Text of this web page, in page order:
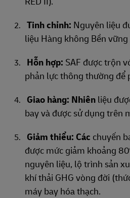
Tinh chỉnh: Nguyên liệu
liệu Hàng không Bền vững
Hỗn hợp: SAF được trộn
phản lực thông thường để
Giao hàng: Nhiênliệu
bay và được sử dụng trên
Giảm thiểu: Các chuyến
được mức giảm khoảng
nguyên liệu, lộ trình sản
khí thải GHG vòng đời
máy bay hóa thạch.